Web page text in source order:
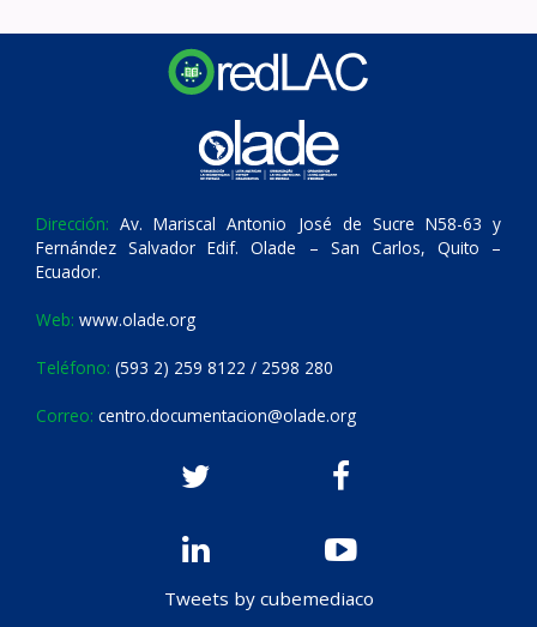
Dirección: Av. Mariscal Antonio José de Sucre N58-63 y
Fernández Salvador Edif. Olade – San Carlos, Quito –
Ecuador.
Web: www.olade.org
Teléfono: (593 2) 259 8122 / 2598 280
Correo: centro.documentacion@olade.org
Tweets by cubemediaco